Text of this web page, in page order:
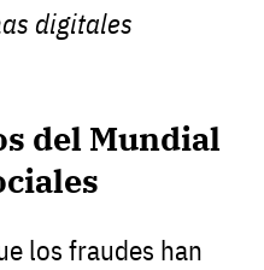
digitales
del Mundial
los fraudes han